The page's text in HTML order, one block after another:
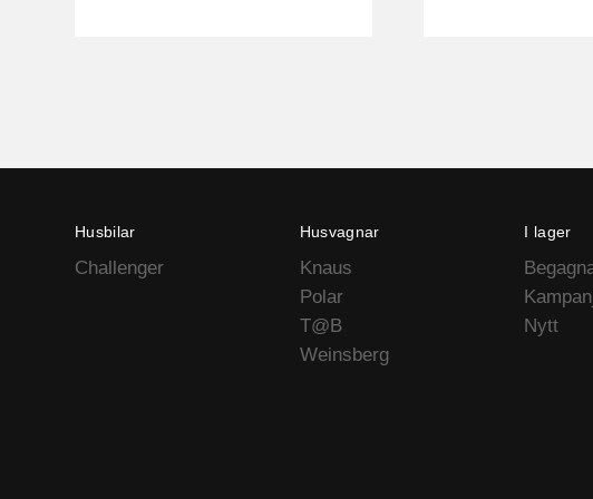
Husbilar
Challenger
Husvagnar
Knaus
Polar
T@B
Weinsberg
I lager
Nytt